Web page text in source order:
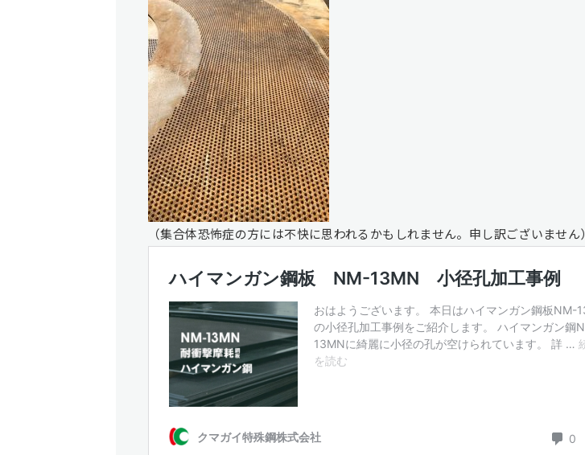
（集合体恐怖症の方には不快に思われるかもしれません。申し訳ございません）